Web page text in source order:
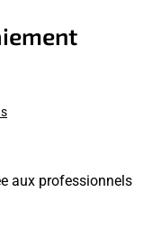
aux professionnels